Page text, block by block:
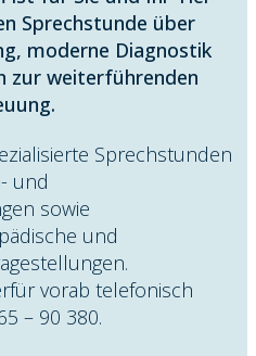
Sprechstunde über
moderne Diagnostik
zur weiterführenden
Sprechstunden
und
sowie
und
vorab telefonisch
– 90 380.